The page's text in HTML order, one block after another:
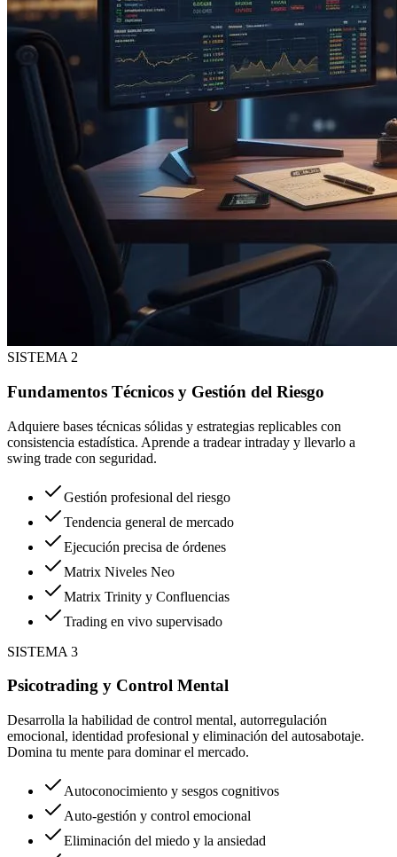
SISTEMA 2
Fundamentos Técnicos y Gestión del Riesgo
Adquiere bases técnicas sólidas y estrategias replicables con
consistencia estadística. Aprende a tradear intraday y llevarlo a
swing trade con seguridad.
Gestión profesional del riesgo
Tendencia general de mercado
Ejecución precisa de órdenes
Matrix Niveles Neo
Matrix Trinity y Confluencias
Trading en vivo supervisado
SISTEMA 3
Psicotrading y Control Mental
Desarrolla la habilidad de control mental, autorregulación
emocional, identidad profesional y eliminación del autosabotaje.
Domina tu mente para dominar el mercado.
Autoconocimiento y sesgos cognitivos
Auto-gestión y control emocional
Eliminación del miedo y la ansiedad